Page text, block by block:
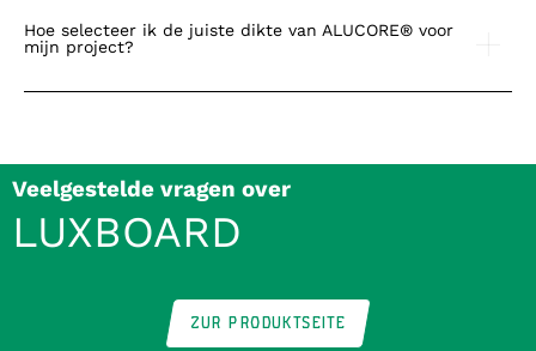
Hoe selecteer ik de juiste dikte van ALUCORE® voor
mijn project?
Veelgestelde vragen over
LUXBOARD
ZUR PRODUKTSEITE